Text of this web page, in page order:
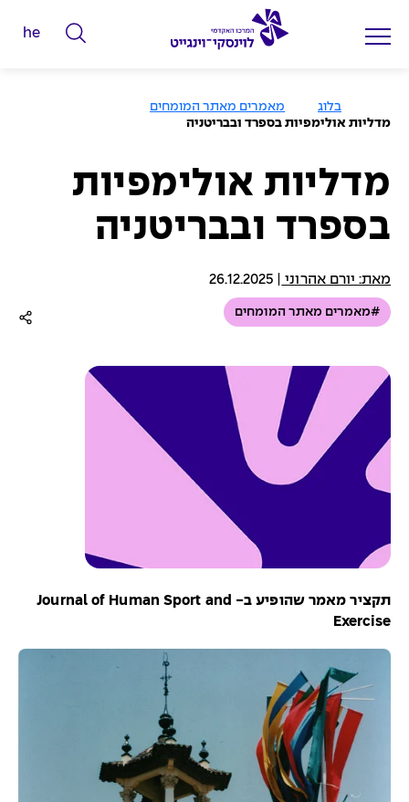
ה
ל
ו
he
ו
ב
י
ת
בלוג
מאמרים מאתר המומחים
מדליות אולימפיות בספרד ובבריטניה
מדליות אולימפיות
בספרד ובבריטניה
מאת: יורם אהרוני 26.12.2025
#מאמרים מאתר המומחים
תקציר מאמר שהופיע ב- Journal of Human Sport and
Exercise